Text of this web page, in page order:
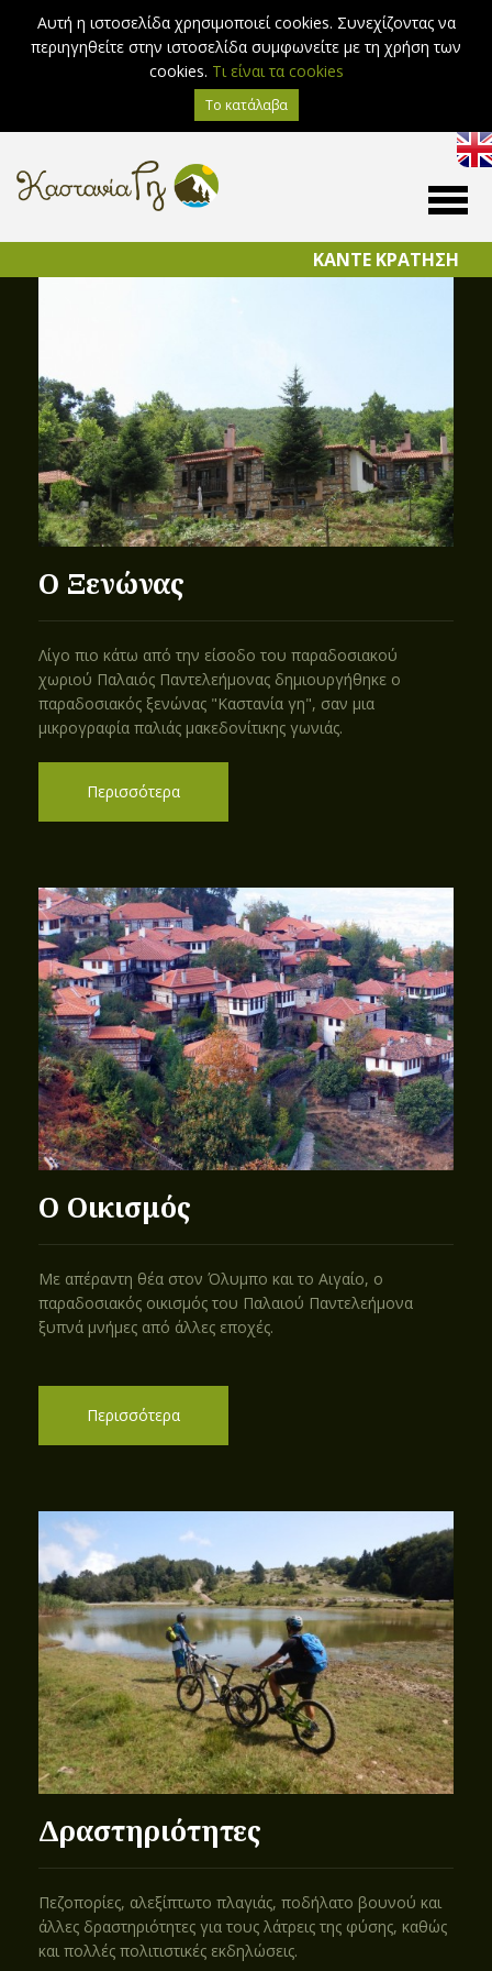
Αυτή η ιστοσελίδα χρησιμοποιεί cookies. Συνεχίζοντας να
περιηγηθείτε στην ιστοσελίδα συμφωνείτε με τη χρήση των
cookies. Τι είναι τα cookies
ΚΑΝΤΕ ΚΡΑΤΗΣΗ
Ο Ξενώνας
Λίγο πιο κάτω από την είσοδο του παραδοσιακού
χωριού Παλαιός Παντελεήμονας δημιουργήθηκε ο
παραδοσιακός ξενώνας "Καστανία γη", σαν μια
μικρογραφία παλιάς μακεδονίτικης γωνιάς.
Περισσότερα
Ο Οικισμός
Με απέραντη θέα στον Όλυμπο και το Αιγαίο, ο
παραδοσιακός οικισμός του Παλαιού Παντελεήμονα
ξυπνά μνήμες από άλλες εποχές.
Περισσότερα
Δραστηριότητες
Πεζοπορίες, αλεξίπτωτο πλαγιάς, ποδήλατο βουνού και
άλλες δραστηριότητες για τους λάτρεις της φύσης, καθώς
και πολλές πολιτιστικές εκδηλώσεις.